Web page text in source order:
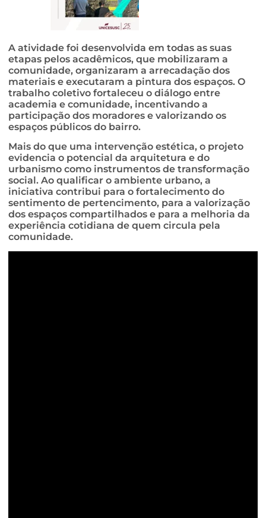
A atividade foi desenvolvida em todas as suas
etapas pelos acadêmicos, que mobilizaram a
comunidade, organizaram a arrecadação dos
materiais e executaram a pintura dos espaços. O
trabalho coletivo fortaleceu o diálogo entre
academia e comunidade, incentivando a
participação dos moradores e valorizando os
espaços públicos do bairro.
Mais do que uma intervenção estética, o projeto
evidencia o potencial da arquitetura e do
urbanismo como instrumentos de transformação
social. Ao qualificar o ambiente urbano, a
iniciativa contribui para o fortalecimento do
sentimento de pertencimento, para a valorização
dos espaços compartilhados e para a melhoria da
experiência cotidiana de quem circula pela
comunidade.